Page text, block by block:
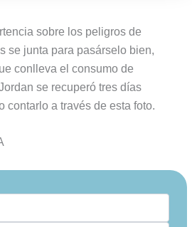
sobre los peligros de
se junta para pasárselo bien,
conlleva el consumo de
se recuperó tres días
a través de esta foto.